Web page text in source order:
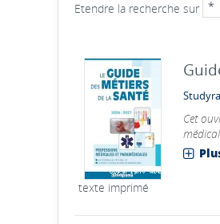
Etendre la recherche sur
texte imprimé
Cet